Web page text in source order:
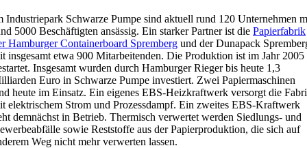
Industriepark Schwarze Pumpe sind aktuell rund 120 Unternehmen
5000 Beschäftigten ansässig. Ein starker Partner ist die Papierfabrik
Hamburger Containerboard Spremberg und der Dunapack
insgesamt etwa 900 Mitarbeitenden. Die Produktion ist im Jahr 2005
Insgesamt wurden durch Hamburger Rieger bis heute 1,3
Euro in Schwarze Pumpe investiert. Zwei Papiermaschinen
heute im Einsatz. Ein eigenes EBS-Heizkraftwerk versorgt die
elektrischem Strom und Prozessdampf. Ein zweites EBS-Kraftwerk
demnächst in Betrieb. Thermisch verwertet werden Siedlungs- und
sowie Reststoffe aus der Papierproduktion, die sich auf
Weg nicht mehr verwerten lassen.